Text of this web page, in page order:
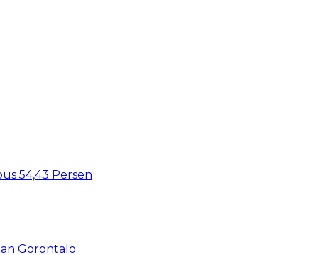
54,43 Persen
Gorontalo